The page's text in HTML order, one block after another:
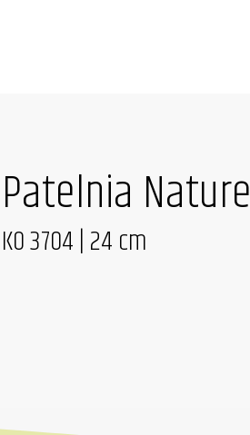
Patelnia Nature
KO 3704 | 24 cm